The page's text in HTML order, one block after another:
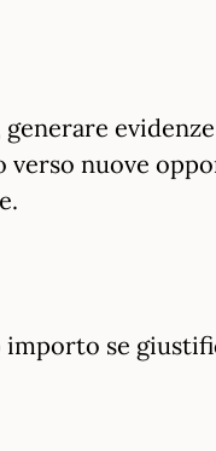
nuove
importo se